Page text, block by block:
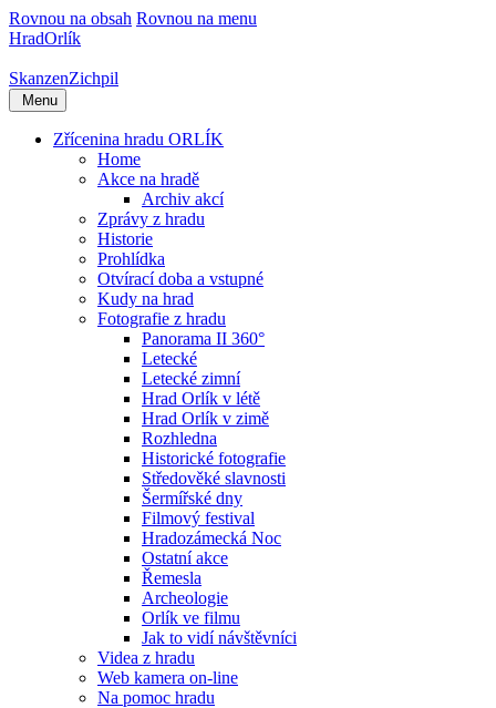
Rovnou na obsah Rovnou na menu
HradOrlík
SkanzenZichpil
Menu
Zřícenina hradu ORLÍK
Home
Akce na hradě
Archiv akcí
Zprávy z hradu
Historie
Prohlídka
Otvírací doba a vstupné
Kudy na hrad
Fotografie z hradu
Panorama II 360°
Letecké
Letecké zimní
Hrad Orlík v létě
Hrad Orlík v zimě
Rozhledna
Historické fotografie
Středověké slavnosti
Šermířské dny
Filmový festival
Hradozámecká Noc
Ostatní akce
Řemesla
Archeologie
Orlík ve filmu
Jak to vidí návštěvníci
Videa z hradu
Web kamera on-line
Na pomoc hradu